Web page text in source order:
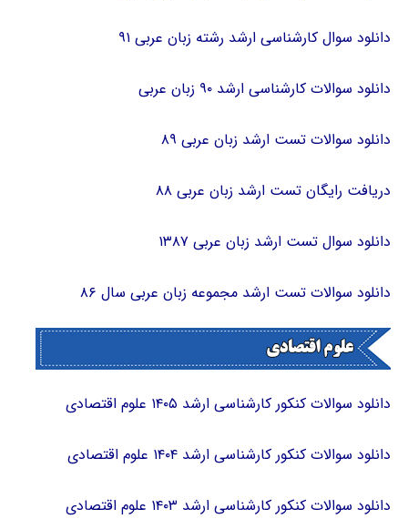
دانلود سوال کارشناسی ارشد رشته زبان عربی ۹۱
دانلود سوالات کارشناسی ارشد ۹۰ زبان عربی
دانلود سوالات تست ارشد زبان عربی ۸۹
دریافت رایگان تست ارشد زبان عربی ۸۸
دانلود سوال تست ارشد زبان عربی ۱۳۸۷
دانلود سوالات تست ارشد مجموعه زبان عربی سال ۸۶
دانلود سوالات کنکور کارشناسی ارشد ۱۴۰۵ علوم اقتصادی
دانلود سوالات کنکور کارشناسی ارشد ۱۴۰۴ علوم اقتصادی
دانلود سوالات کنکور کارشناسی ارشد ۱۴۰۳ علوم اقتصادی